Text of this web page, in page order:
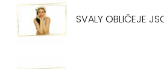
SVALY OBLIČEJE